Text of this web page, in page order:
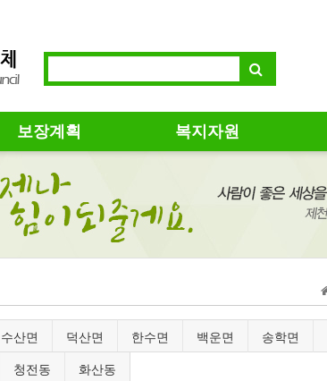
보장계획 복지자원
수산면 덕산면 한수면 백운면 송학면
청전동 화산동